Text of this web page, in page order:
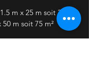
m x 25 m soit 37.5
50 m soit 75 m²